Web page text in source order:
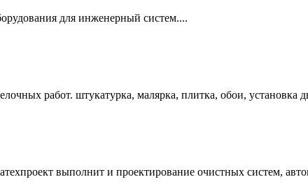
для инженерный систем....
работ. штукатурка, малярка, плитка, обои, установка
выполнит и проектирование очистных систем,